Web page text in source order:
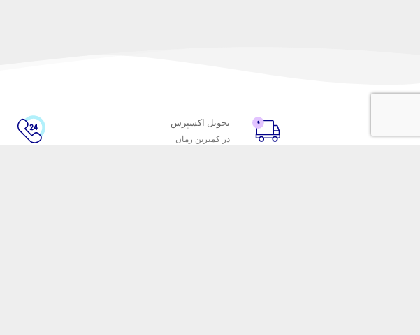
تحویل اکسپرس
در کمترین زمان